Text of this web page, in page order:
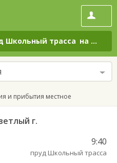
Школьный трасса на все дни
и прибытия местное
г.
9:40
пруд Школьный трасса